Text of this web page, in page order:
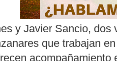
y Javier Sancio, dos
que trabajan
acompañamiento